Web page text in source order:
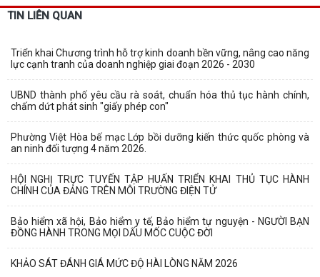
TIN LIÊN QUAN
Triển khai Chương trình hỗ trợ kinh doanh bền vững, nâng cao năng
lực cạnh tranh của doanh nghiệp giai đoạn 2026 - 2030
UBND thành phố yêu cầu rà soát, chuẩn hóa thủ tục hành chính,
chấm dứt phát sinh "giấy phép con"
Phường Việt Hòa bế mạc Lớp bồi dưỡng kiến thức quốc phòng và
an ninh đối tượng 4 năm 2026.
HỘI NGHỊ TRỰC TUYẾN TẬP HUẤN TRIỂN KHAI THỦ TỤC HÀNH
CHÍNH CỦA ĐẢNG TRÊN MÔI TRƯỜNG ĐIỆN TỬ
Bảo hiểm xã hội, Bảo hiểm y tế, Bảo hiểm tự nguyện - NGƯỜI BẠN
ĐỒNG HÀNH TRONG MỌI DẤU MỐC CUỘC ĐỜI
KHẢO SÁT ĐÁNH GIÁ MỨC ĐỘ HÀI LÒNG NĂM 2026